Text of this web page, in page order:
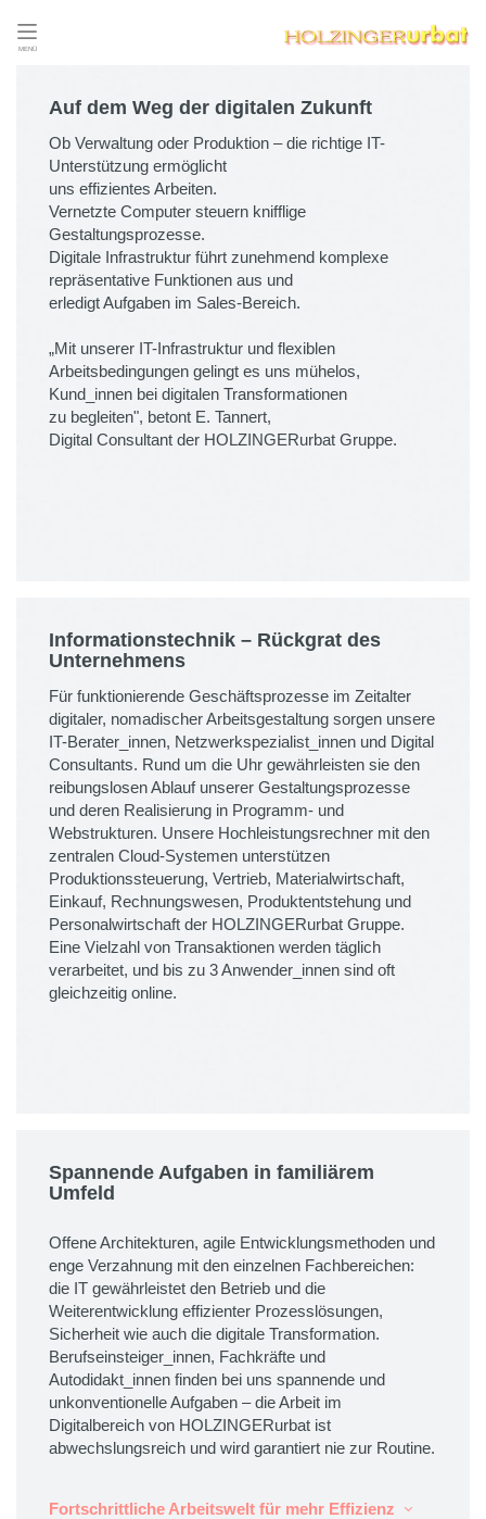
MENÜ
Auf dem Weg der digitalen Zukunft
Ob Verwaltung oder Produktion – die richtige IT-
Unterstützung ermöglicht
uns effizientes Arbeiten.
Vernetzte Computer steuern knifflige
Gestaltungsprozesse.
Digitale Infrastruktur führt zunehmend komplexe
repräsentative Funktionen aus und
erledigt Aufgaben im Sales-Bereich.
„Mit unserer IT-Infrastruktur und flexiblen
Arbeitsbedingungen gelingt es uns mühelos,
Kund_innen bei digitalen Transformationen
zu begleiten", betont E. Tannert,
Digital Consultant der HOLZINGERurbat Gruppe.
Informationstechnik – Rückgrat des
Unternehmens
Für funktionierende Geschäftsprozesse im Zeitalter
digitaler, nomadischer Arbeitsgestaltung sorgen unsere
IT-Berater_innen, Netzwerkspezialist_innen und Digital
Consultants. Rund um die Uhr gewährleisten sie den
reibungslosen Ablauf unserer Gestaltungsprozesse
und deren Realisierung in Programm- und
Webstrukturen. Unsere Hochleistungsrechner mit den
zentralen Cloud-Systemen unterstützen
Produktionssteuerung, Vertrieb, Materialwirtschaft,
Einkauf, Rechnungswesen, Produktentstehung und
Personalwirtschaft der HOLZINGERurbat Gruppe.
Eine Vielzahl von Transaktionen werden täglich
verarbeitet, und bis zu 3 Anwender_innen sind oft
gleichzeitig online.
Spannende Aufgaben in familiärem
Umfeld
Offene Architekturen, agile Entwicklungsmethoden und
enge Verzahnung mit den einzelnen Fachbereichen:
die IT gewährleistet den Betrieb und die
Weiterentwicklung effizienter Prozesslösungen,
Sicherheit wie auch die digitale Transformation.
Berufseinsteiger_innen, Fachkräfte und
Autodidakt_innen finden bei uns spannende und
unkonventionelle Aufgaben – die Arbeit im
Digitalbereich von HOLZINGERurbat ist
abwechslungsreich und wird garantiert nie zur Routine.
Fortschrittliche Arbeitswelt für mehr Effizienz